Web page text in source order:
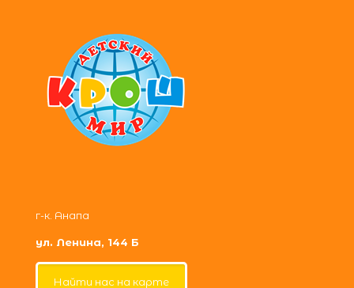
г-к. Анапа
ул. Ленина, 144 Б
Найти нас на карте